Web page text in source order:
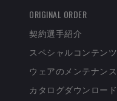
ORIGINAL ORDER
契約選手紹介
スペシャルコンテンツ
ウェアのメンテナンス
カタログダウンロード